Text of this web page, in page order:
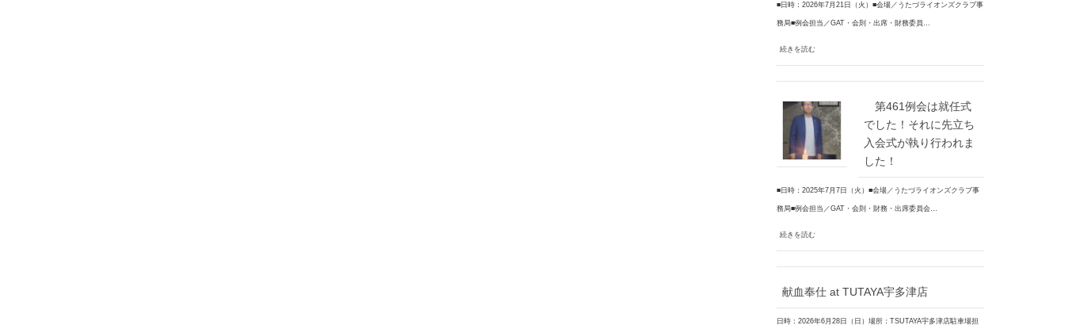
■日時：2026年7月21日（火）■会場／うたづライオンズクラブ事
務局■例会担当／GAT・会則・出席・財務委員…
続きを読む
第461例会は就任式
でした！それに先立ち
入会式が執り行われま
した！
■日時：2025年7月7日（火）■会場／うたづライオンズクラブ事
務局■例会担当／GAT・会則・財務・出席委員会…
続きを読む
献血奉仕 at TUTAYA宇多津店
日時：2026年6月28日（日）場所：TSUTAYA宇多津店駐車場担